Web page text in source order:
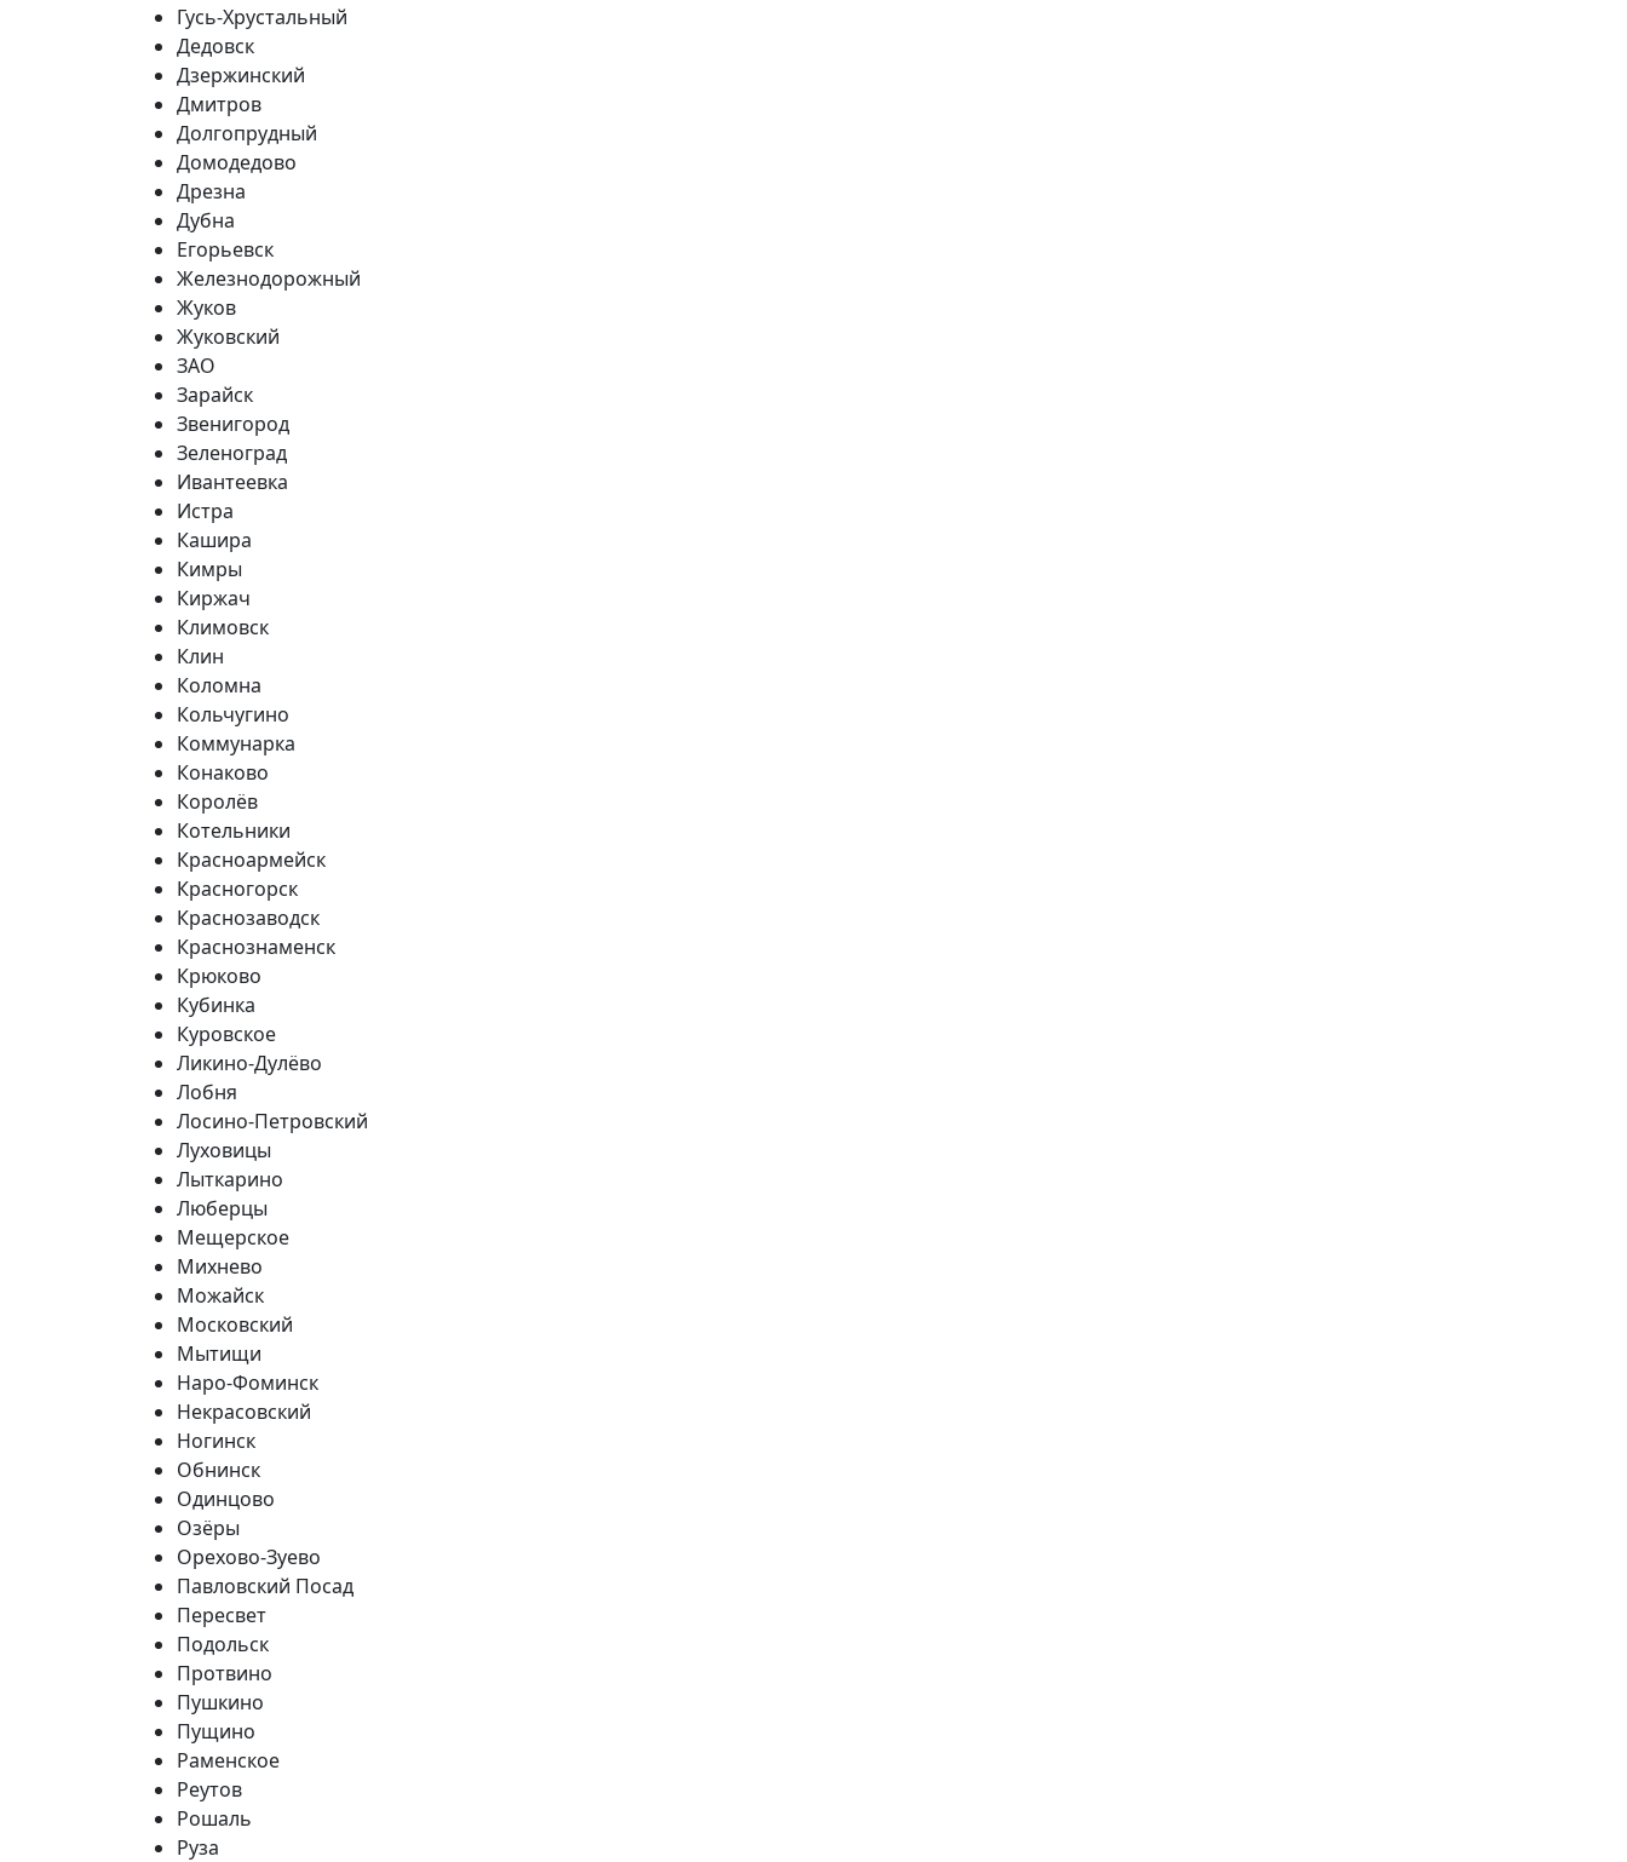
Гусь-Хрустальный
Дедовск
Дзержинский
Дмитров
Долгопрудный
Домодедово
Дрезна
Дубна
Егорьевск
Железнодорожный
Жуков
Жуковский
ЗАО
Зарайск
Звенигород
Зеленоград
Ивантеевка
Истра
Кашира
Кимры
Киржач
Климовск
Клин
Коломна
Кольчугино
Коммунарка
Конаково
Королёв
Котельники
Красноармейск
Красногорск
Краснозаводск
Краснознаменск
Крюково
Кубинка
Куровское
Ликино-Дулёво
Лобня
Лосино-Петровский
Луховицы
Лыткарино
Люберцы
Мещерское
Михнево
Можайск
Московский
Мытищи
Наро-Фоминск
Некрасовский
Ногинск
Обнинск
Одинцово
Озёры
Орехово-Зуево
Павловский Посад
Пересвет
Подольск
Протвино
Пушкино
Пущино
Раменское
Реутов
Рошаль
Руза